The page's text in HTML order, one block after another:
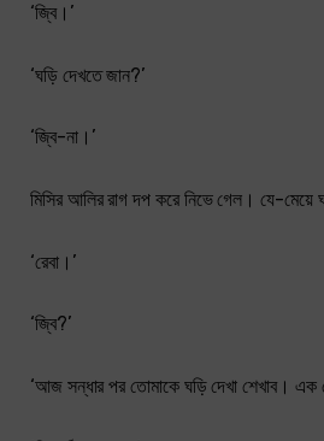
‘জ্বি।’
‘ঘড়ি দেখতে জান?’
‘জ্বি-না।’
মিসির আলির রাগ দপ করে নিভে গেল। যে-মেয়ে
‘রেবা।’
‘জ্বি?’
‘আজ সন্ধার পর তোমাকে ঘড়ি দেখা শেখাব। এক